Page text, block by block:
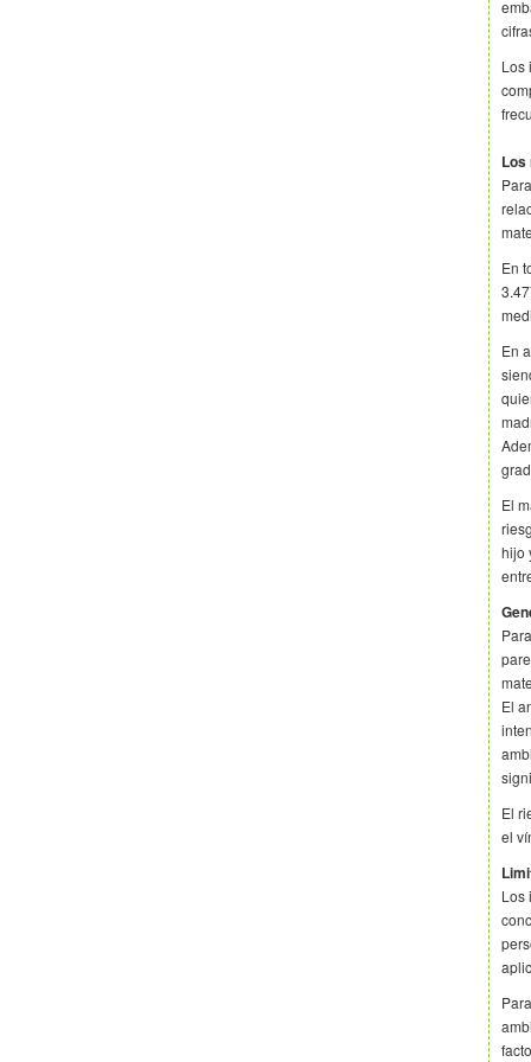
Los
Los
En
En
El
hijo
El
El
el
Los